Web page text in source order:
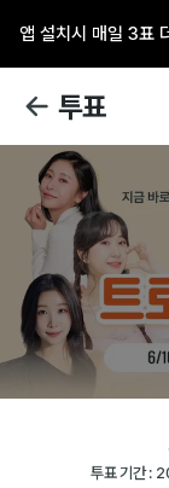
앱 설치시 매일 3표
투표
투표 기간 :